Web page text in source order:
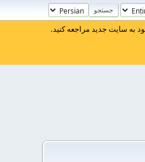
به سایت جدید مراجعه کنید.